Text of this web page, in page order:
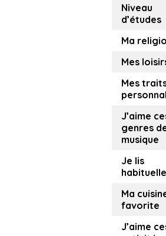
Niveau
d’études
Ma
Mes
Mes
J’aime
genres
musique
Je lis
Ma
favorite
J’aime